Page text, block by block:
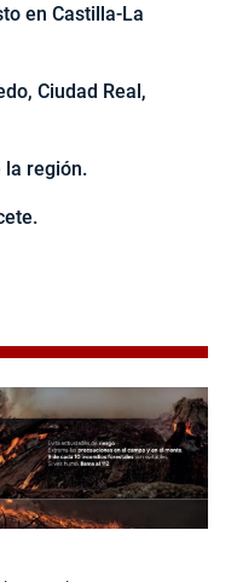
en Castilla-La
Ciudad Real,
la región.